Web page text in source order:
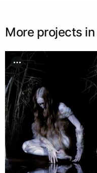
More projects in